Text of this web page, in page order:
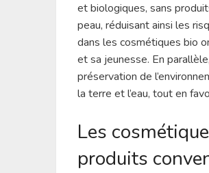
et biologiques, sans
peau, réduisant ainsi les
dans les cosmétiques bio
et sa jeunesse. En
préservation de
la terre et l’eau, tout en
Les
produits